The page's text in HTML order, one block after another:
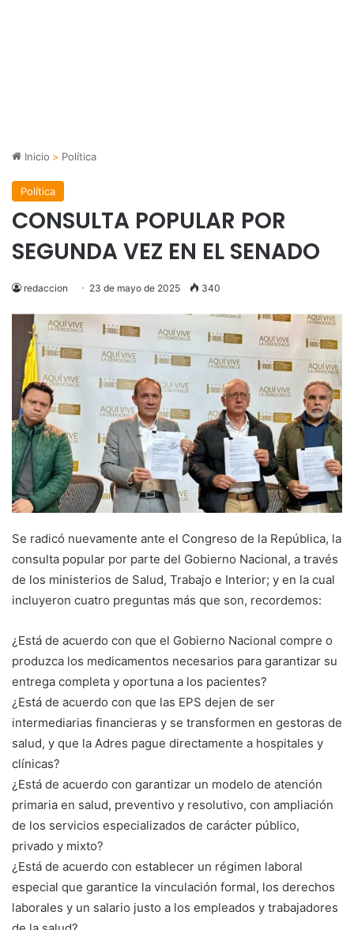
Inicio > Política
Política
CONSULTA POPULAR POR
SEGUNDA VEZ EN EL SENADO
redaccion 23 de mayo de 2025 340
Se radicó nuevamente ante el Congreso de la República, la
consulta popular por parte del Gobierno Nacional, a través
de los ministerios de Salud, Trabajo e Interior; y en la cual
incluyeron cuatro preguntas más que son, recordemos:
¿Está de acuerdo con que el Gobierno Nacional compre o
produzca los medicamentos necesarios para garantizar su
entrega completa y oportuna a los pacientes?
¿Está de acuerdo con que las EPS dejen de ser
intermediarias financieras y se transformen en gestoras de
salud, y que la Adres pague directamente a hospitales y
clínicas?
¿Está de acuerdo con garantizar un modelo de atención
primaria en salud, preventivo y resolutivo, con ampliación
de los servicios especializados de carácter público,
privado y mixto?
¿Está de acuerdo con establecer un régimen laboral
especial que garantice la vinculación formal, los derechos
laborales y un salario justo a los empleados y trabajadores